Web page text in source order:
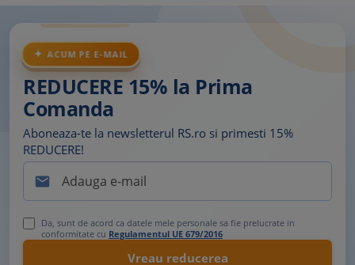
ACUM PE E-MAIL
REDUCERE 15% la Prima
Comanda
Aboneaza-te la newsletterul RS.ro si primesti 15%
REDUCERE!

Da, sunt de acord ca datele mele personale sa fie prelucrate in
conformitate cu Regulamentul UE 679/2016